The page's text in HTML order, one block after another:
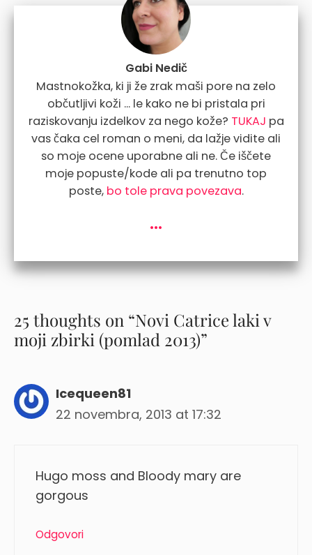
Gabi Nedič
Mastnokožka, ki ji že zrak maši pore na zelo
občutljivi koži ... le kako ne bi pristala pri
raziskovanju izdelkov za nego kože? TUKAJ pa
vas čaka cel roman o meni, da lažje vidite ali
so moje ocene uporabne ali ne. Če iščete
moje popuste/kode ali pa trenutno top
poste, bo tole prava povezava.
...
25 thoughts on “Novi Catrice laki v
moji zbirki (pomlad 2013)”
Icequeen81
22 novembra, 2013 at 17:32
Hugo moss and Bloody mary are
gorgous
Odgovori